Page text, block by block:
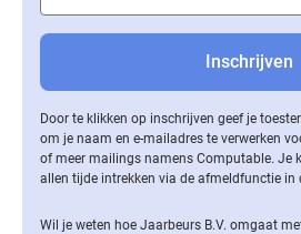
Door te klikken op inschrijven geef je
om je naam en e-mailadres te verwerken
of meer mailings namens Computable. Je
allen tijde intrekken via de af­meld­func­tie in
Wil je weten hoe Jaarbeurs B.V. omgaat